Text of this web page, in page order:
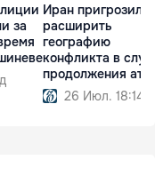
за
Иран пригрозил
расширить
географию
конфликта в
продолжения
США26 Июл. 18:14